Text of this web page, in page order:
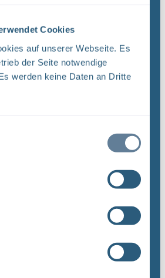
Cookies
auf unserer Webseite. Es
der Seite notwendige
werden keine Daten an Dritte
Entwicklungsstrategie der
ENTWICKLUNG F&E-Strategie
...
vom: